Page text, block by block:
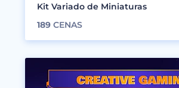
Kit Variado de Miniaturas
189 CENAS